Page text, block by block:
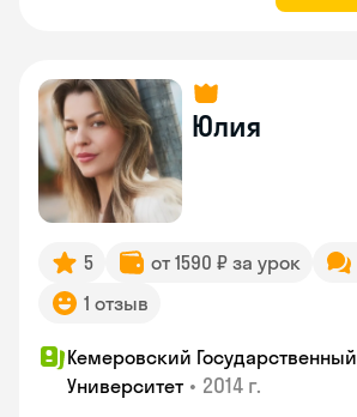
Юлия
5 от 1590 ₽ за урок
1 отзыв
Кемеровский Государственный
Университет • 2014 г.